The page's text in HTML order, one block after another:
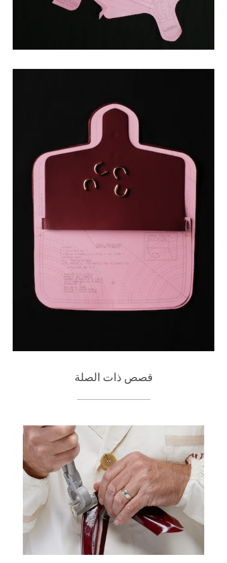
قصص ذات الصلة